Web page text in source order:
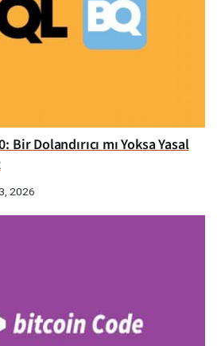
Dolandırıcı mı Yoksa Yasal
2026